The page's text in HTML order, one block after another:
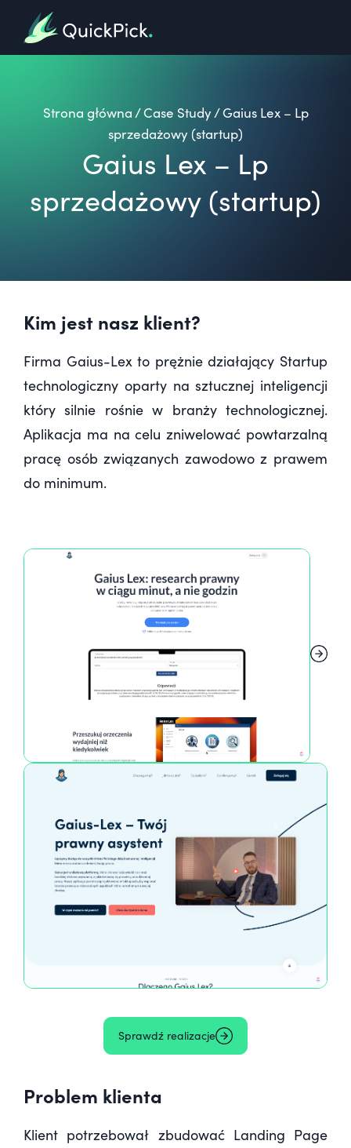
Strona główna/Case Study/Gaius Lex – Lp
sprzedażowy (startup)
Gaius Lex – Lp
sprzedażowy (startup)
Kim jest nasz klient?
Firma Gaius-Lex to prężnie działający Startup
technologiczny oparty na sztucznej inteligencji
który silnie rośnie w branży technologicznej.
Aplikacja ma na celu zniwelować powtarzalną
pracę osób związanych zawodowo z prawem
do minimum.
Sprawdź realizacje
Problem klienta
Klient potrzebował zbudować Landing Page